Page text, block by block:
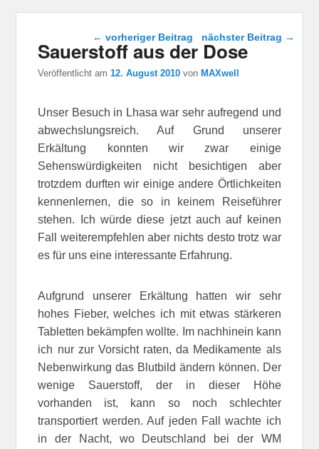
Beitragsnavigation
← vorheriger Beitrag nächster Beitrag →
Sauerstoff aus der Dose
Veröffentlicht am12. August 2010 vonMAXwell
Unser Besuch in Lhasa war sehr aufregend und
abwechslungsreich. Auf Grund unserer
Erkältung konnten wir zwar einige
Sehenswürdigkeiten nicht besichtigen aber
trotzdem durften wir einige andere Örtlichkeiten
kennenlernen, die so in keinem Reiseführer
stehen. Ich würde diese jetzt auch auf keinen
Fall weiterempfehlen aber nichts desto trotz war
es für uns eine interessante Erfahrung.
Aufgrund unserer Erkältung hatten wir sehr
hohes Fieber, welches ich mit etwas stärkeren
Tabletten bekämpfen wollte. Im nachhinein kann
ich nur zur Vorsicht raten, da Medikamente als
Nebenwirkung das Blutbild ändern können. Der
wenige Sauerstoff, der in dieser Höhe
vorhanden ist, kann so noch schlechter
transportiert werden. Auf jeden Fall wachte ich
in der Nacht, wo Deutschland bei der WM